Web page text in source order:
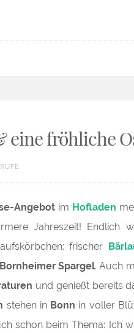
eine fröhliche
Angebotim Hofladen
Jahreszeit! Endlich
frischer
Bornheimer Spargel. Auch
und genießt bereits
stehen inBonn in voller
schon beim Thema: Ich